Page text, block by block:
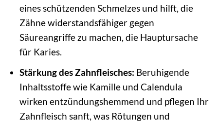
eines schützenden Schmelzes und hilft, die
Zähne widerstandsfähiger gegen
Säureangriffe zu machen, die Hauptursache
für Karies.
Stärkung des Zahnfleisches: Beruhigende
Inhaltsstoffe wie Kamille und Calendula
wirken entzündungshemmend und pflegen Ihr
Zahnfleisch sanft, was Rötungen und